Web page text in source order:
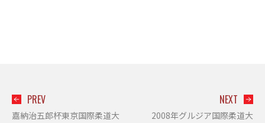
PREV
嘉納治五郎杯東京国際柔道大
NEXT
2008年グルジア国際柔道大